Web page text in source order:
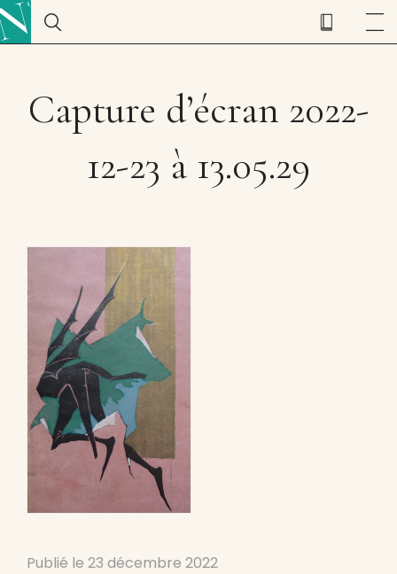
Capture d’écran 2022-
12-23 à 13.05.29
Publié le 23 décembre 2022